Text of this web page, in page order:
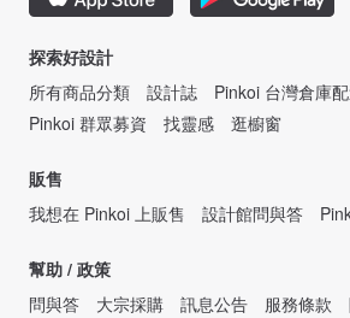
探索好設計
所有商品分類
設計誌 Pinkoi 台灣倉庫
Pinkoi 群眾募資
找靈感 逛櫥窗
販售
我想在 Pinkoi 上販售
設計館問與答
幫助 / 政策
問與答
大宗採購 訊息公告 服務條款